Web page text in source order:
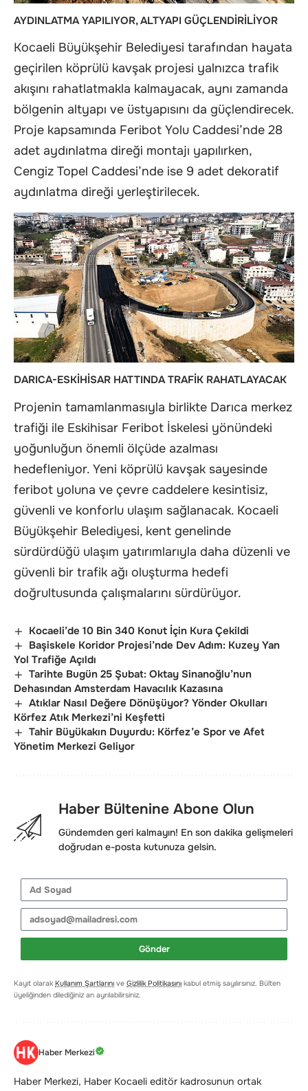
AYDINLATMA YAPILIYOR, ALTYAPI GÜÇLENDİRİLİYOR
Kocaeli Büyükşehir Belediyesi tarafından hayata
geçirilen köprülü kavşak projesi yalnızca trafik
akışını rahatlatmakla kalmayacak, aynı zamanda
bölgenin altyapı ve üstyapısını da güçlendirecek.
Proje kapsamında Feribot Yolu Caddesi’nde 28
adet aydınlatma direği montajı yapılırken,
Cengiz Topel Caddesi’nde ise 9 adet dekoratif
aydınlatma direği yerleştirilecek.
DARICA-ESKİHİSAR HATTINDA TRAFİK RAHATLAYACAK
Projenin tamamlanmasıyla birlikte Darıca merkez
trafiği ile Eskihisar Feribot İskelesi yönündeki
yoğunluğun önemli ölçüde azalması
hedefleniyor. Yeni köprülü kavşak sayesinde
feribot yoluna ve çevre caddelere kesintisiz,
güvenli ve konforlu ulaşım sağlanacak. Kocaeli
Büyükşehir Belediyesi, kent genelinde
sürdürdüğü ulaşım yatırımlarıyla daha düzenli ve
güvenli bir trafik ağı oluşturma hedefi
doğrultusunda çalışmalarını sürdürüyor.
Kocaeli’de 10 Bin 340 Konut İçin Kura Çekildi
Başiskele Koridor Projesi’nde Dev Adım: Kuzey Yan
Yol Trafiğe Açıldı
Tarihte Bugün 25 Şubat: Oktay Sinanoğlu’nun
Dehasından Amsterdam Havacılık Kazasına
Atıklar Nasıl Değere Dönüşüyor? Yönder Okulları
Körfez Atık Merkezi’ni Keşfetti
Tahir Büyükakın Duyurdu: Körfez’e Spor ve Afet
Yönetim Merkezi Geliyor
Haber Bültenine Abone Olun
Gündemden geri kalmayın! En son dakika gelişmeleri
doğrudan e-posta kutunuza gelsin.
Gönder
Kayıt olarak Kullanım Şartlarını ve Gizlilik Politikasını kabul etmiş sayılırsınız. Bülten
üyeliğinden dilediğiniz an ayrılabilirsiniz.
Haber Merkezi
Haber Merkezi, Haber Kocaeli editör kadrosunun ortak